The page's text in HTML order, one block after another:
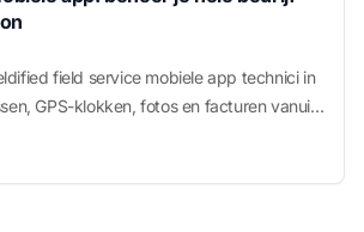
field service mobiele app technici in
GPS-klokken, fotos en facturen vanuit